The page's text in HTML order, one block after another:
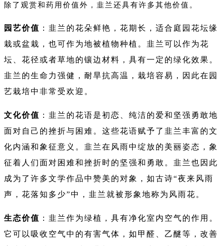
除了观赏和药用价值外，韭兰还具有许多其他价值。
园艺价值 ：韭兰的花朵鲜艳，花期长，适合庭园花坛缘
栽或盆栽，也可作为地被植物种植。韭兰可以作为花
坛、花径或者草地的镶边材料，具有一定的绿化效果。
韭兰的生命力强健，耐旱抗高温，栽培容易，因此在园
艺栽培中非常受欢迎。
文化价值 ：韭兰的花语是初恋、纯洁的爱和坚强勇敢地
面对自己的挫折与困难。这些花语赋予了韭兰丰富的文
化内涵和象征意义。韭兰在风雨中绽放的美丽姿态，象
征着人们面对困难和挫折时的坚强和勇敢。韭兰也因此
成为了许多文学作品中赞美的对象，如古诗“夜来风雨
声，花落知多少”中，韭兰就被形象地称为风雨花。
生态价值 ：韭兰作为绿植，具有净化室内空气的作用。
它可以吸收空气中的有害气体，如甲醛、乙醚等，改善